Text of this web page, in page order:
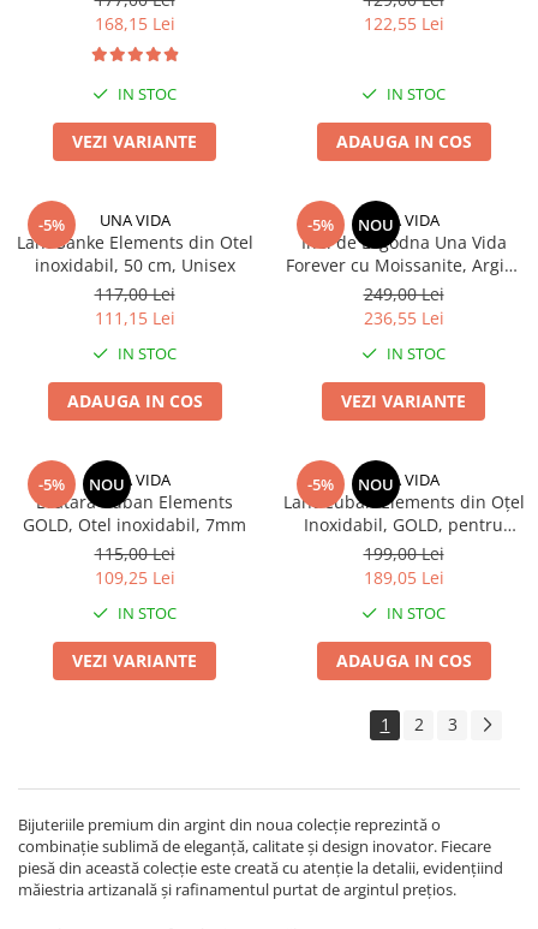
168,15 Lei
IN STOC
VEZI VARIANTE
122,55 Lei
IN STOC
ADAUGA IN COS
-5% UNA VIDA
Lant Sanke Elements din Otel
inoxidabil, 50 cm, Unisex
117,00 Lei
111,15 Lei
IN STOC
ADAUGA IN COS
-5% NOU
UNA VIDA
Inel de Logodna Una Vida
Forever cu Moissanite, Argint
925
249,00 Lei
236,55 Lei
IN STOC
VEZI VARIANTE
-5% NOU
UNA VIDA
Bratara Cuban Elements
GOLD, Otel inoxidabil, 7mm
115,00 Lei
109,25 Lei
IN STOC
VEZI VARIANTE
-5% NOU
UNA VIDA
Lant Cuban Elements din Oțel
Inoxidabil, GOLD, pentru
bărbați – 12 mm, cu zirconiu
199,00 Lei
189,05 Lei
IN STOC
ADAUGA IN COS
1 2 3
Bijuteriile premium din argint din noua colecție reprezintă o
combinație sublimă de eleganță, calitate și design inovator. Fiecare
piesă din această colecție este creată cu atenție la detalii, evidențiind
măiestria artizanală și rafinamentul purtat de argintul prețios.